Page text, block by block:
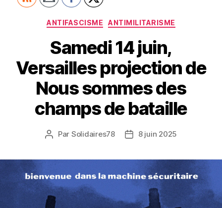
Catégories
ANTIFASCISME ANTIMILITARISME
Samedi 14 juin,
Versailles projection de
Nous sommes des
champs de bataille
Auteur
Par Solidaires78
Date8 juin 2025